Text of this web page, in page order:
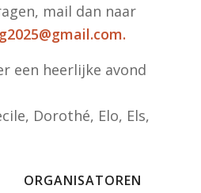
mail dan naar
een heerlijke avond
Dorothé, Elo, Els,
ORGANISATOREN